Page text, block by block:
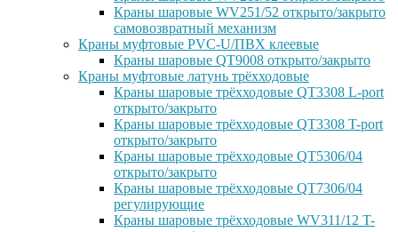
Краны шаровые WV251/52 открыто/закрыто
самовозвратный механизм
Краны муфтовые PVC-U/ПВХ клеевые
Краны шаровые QT9008 открыто/закрыто
Краны муфтовые латунь трёхходовые
Краны шаровые трёхходовые QT3308 L-port
открыто/закрыто
Краны шаровые трёхходовые QT3308 T-port
открыто/закрыто
Краны шаровые трёхходовые QT5306/04
открыто/закрыто
Краны шаровые трёхходовые QT7306/04
регулирующие
Краны шаровые трёхходовые WV311/12 T-